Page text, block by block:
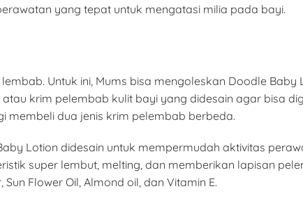
yang tepat untuk mengatasi milia pada bayi.
Untuk ini, Mums bisa mengoleskan Doodle
krim pelembab kulit bayi yang didesain agar bisa
membeli dua jenis krim pelembab berbeda.
Lotion didesain untuk mempermudah aktivitas
super lembut, melting, dan memberikan lapisan
Flower Oil, Almond oil, dan Vitamin E.